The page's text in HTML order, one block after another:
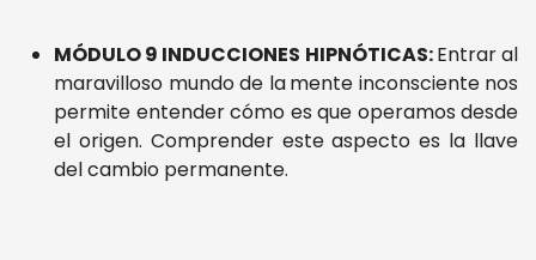
MÓDULO 9 INDUCCIONES HIPNÓTICAS:Entrar al
maravilloso mundo de lamente inconsciente nos
permite entender cómo es que operamos desde
el origen. Comprender este aspecto es la llave
del cambio permanente.